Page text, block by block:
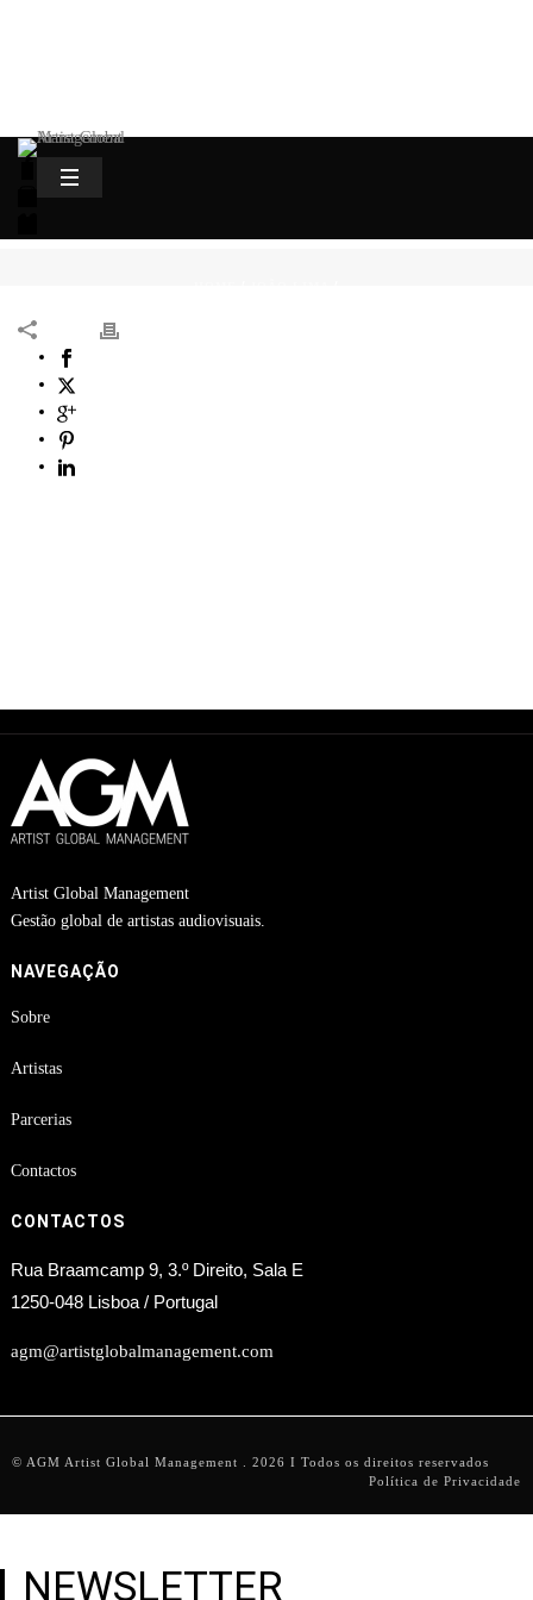
Artist Global Management
Gestão global de artistas audiovisuais.
NAVEGAÇÃO
Sobre
Artistas
Parcerias
Contactos
CONTACTOS
Rua Braamcamp 9, 3.º Direito, Sala E
1250-048 Lisboa / Portugal
agm@artistglobalmanagement.com
© AGM Artist Global Management . 2026 I Todos os direitos reservados
Política de Privacidade
NEWSLETTER